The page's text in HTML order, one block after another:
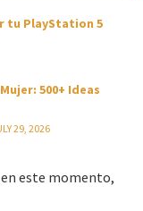
tu PlayStation 5
500+ Ideas
29, 2026
en este momento,